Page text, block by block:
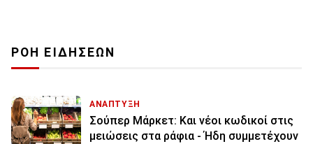
ΡΟΗ ΕΙΔΗΣΕΩΝ
ΑΝΑΠΤΥΞΗ
Σούπερ Μάρκετ: Και νέοι κωδικοί στις
μειώσεις στα ράφια - Ήδη συμμετέχουν